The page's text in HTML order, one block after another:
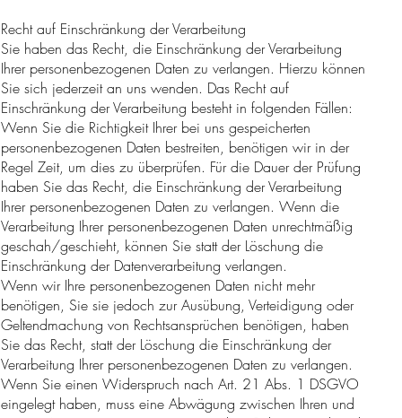
Recht auf Einschränkung der Verarbeitung
Sie haben das Recht, die Einschränkung der Verarbeitung
Ihrer personenbezogenen Daten zu verlangen. Hierzu können
Sie sich jederzeit an uns wenden. Das Recht auf
Einschränkung der Verarbeitung besteht in folgenden Fällen:
Wenn Sie die Richtigkeit Ihrer bei uns gespeicherten
personenbezogenen Daten bestreiten, benötigen wir in der
Regel Zeit, um dies zu überprüfen. Für die Dauer der Prüfung
haben Sie das Recht, die Einschränkung der Verarbeitung
Ihrer personenbezogenen Daten zu verlangen. Wenn die
Verarbeitung Ihrer personenbezogenen Daten unrechtmäßig
geschah/geschieht, können Sie statt der Löschung die
Einschränkung der Datenverarbeitung verlangen.
Wenn wir Ihre personenbezogenen Daten nicht mehr
benötigen, Sie sie jedoch zur Ausübung, Verteidigung oder
Geltendmachung von Rechtsansprüchen benötigen, haben
Sie das Recht, statt der Löschung die Einschränkung der
Verarbeitung Ihrer personenbezogenen Daten zu verlangen.
Wenn Sie einen Widerspruch nach Art. 21 Abs. 1 DSGVO
eingelegt haben, muss eine Abwägung zwischen Ihren und